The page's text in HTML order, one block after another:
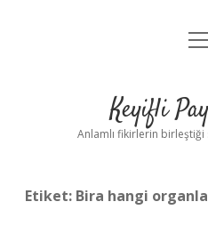
Yasal
Keyifli
Anlamlı fikirlerin birleştiği
Etiket: Bira hangi